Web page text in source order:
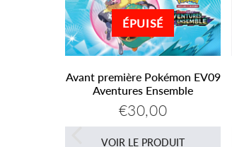
ÉPUISÉ
Avant première Pokémon EV09
Aventures Ensemble
Prix
régulier
€30,00
VOIR LE PRODUIT